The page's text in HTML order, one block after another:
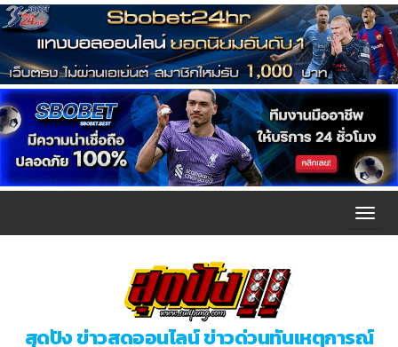
T
สุดปัง ข่าวสดออนไลน์ ข่าวด่วนทันเหตุการณ์